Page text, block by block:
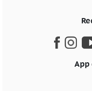
App